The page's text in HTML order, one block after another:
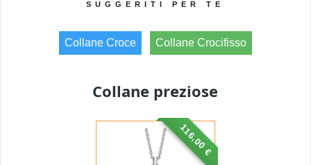
Collane Croce Collane Crocifisso
Collane preziose
116,00 €